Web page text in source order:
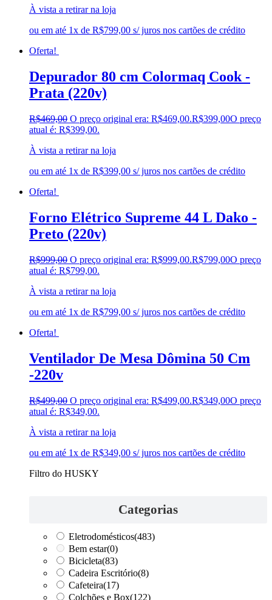
À vista a retirar na loja
ou em até 1x de R$799,00 s/ juros nos cartões de crédito
Oferta!
Depurador 80 cm Colormaq Cook -
Prata (220v)
R$469,00 O preço original era: R$469,00.R$399,00O preço
atual é: R$399,00.
À vista a retirar na loja
ou em até 1x de R$399,00 s/ juros nos cartões de crédito
Oferta!
Forno Elétrico Supreme 44 L Dako -
Preto (220v)
R$999,00 O preço original era: R$999,00.R$799,00O preço
atual é: R$799,00.
À vista a retirar na loja
ou em até 1x de R$799,00 s/ juros nos cartões de crédito
Oferta!
Ventilador De Mesa Dômina 50 Cm
-220v
R$499,00 O preço original era: R$499,00.R$349,00O preço
atual é: R$349,00.
À vista a retirar na loja
ou em até 1x de R$349,00 s/ juros nos cartões de crédito
Filtro do HUSKY
Categorias
Eletrodomésticos(483)
Bem estar(0)
Bicicleta(83)
Cadeira Escritório(8)
Cafeteira(17)
Colchões e Box(122)